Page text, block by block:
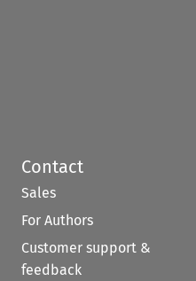
Contact
Sales
For Authors
Customer support &
feedback